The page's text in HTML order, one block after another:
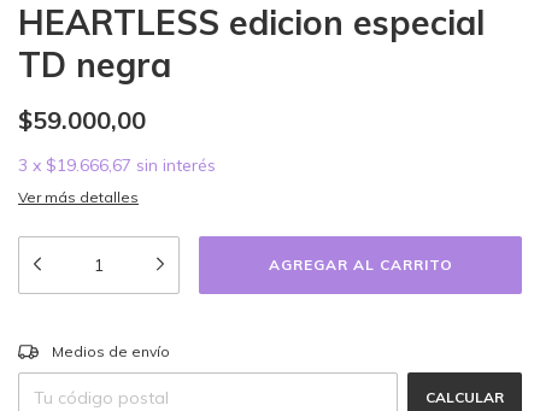
HEARTLESS edicion especial
TD negra
$59.000,00
3 x $19.666,67 sin interés
Ver más detalles
Entregas para el CP:
Medios de envío
CALCULAR